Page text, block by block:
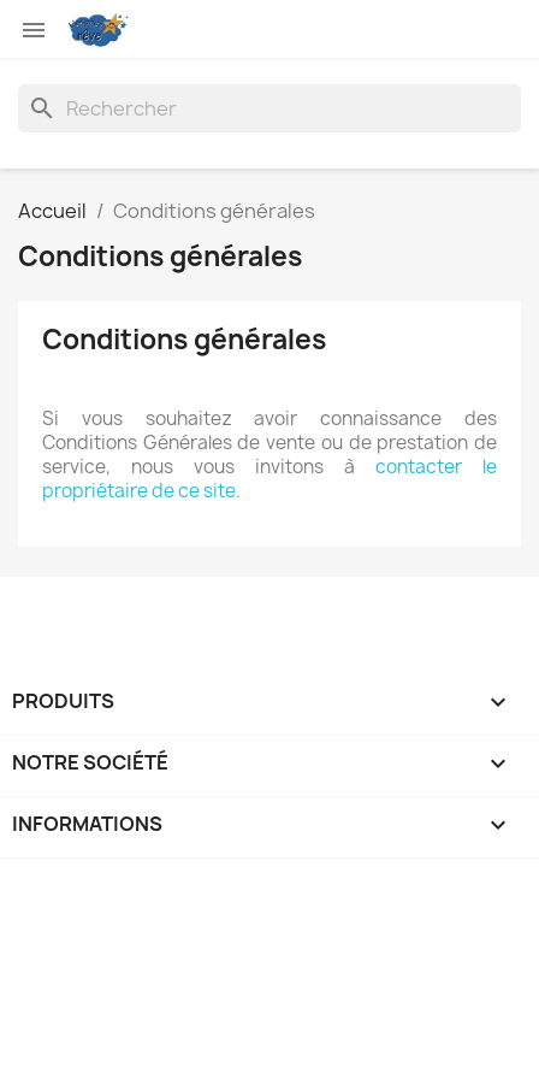

search
Accueil Conditions générales
Conditions générales
Conditions générales
Si vous souhaitez avoir connaissance des
Conditions Générales de vente ou de prestation de
service, nous vous invitons à contacter le
propriétaire de ce site.
PRODUITS 
NOTRE SOCIÉTÉ 
INFORMATIONS keyboard_arrow_down